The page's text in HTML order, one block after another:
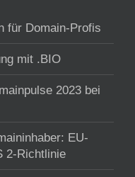
für Domain-Profis
mit .BIO
2023 bei
EU-
2-Richtlinie